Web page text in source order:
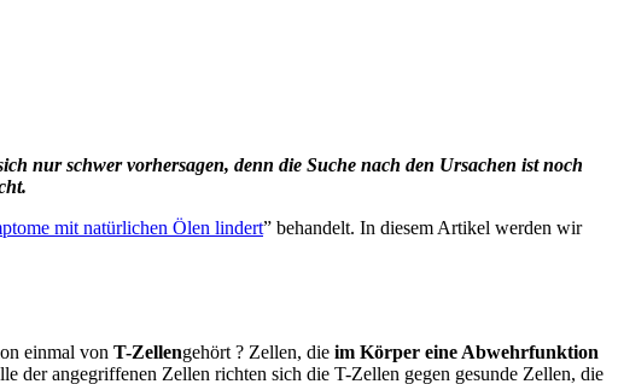
nur schwer vorhersagen, denn die Suche nach den Ursachen ist noch
mit natürlichen Ölen lindert” behandelt. In diesem Artikel werden wir
einmal von T-Zellengehört ? Zellen, die im Körper eine Abwehrfunktion
der angegriffenen Zellen richten sich die T-Zellen gegen gesunde Zellen, die